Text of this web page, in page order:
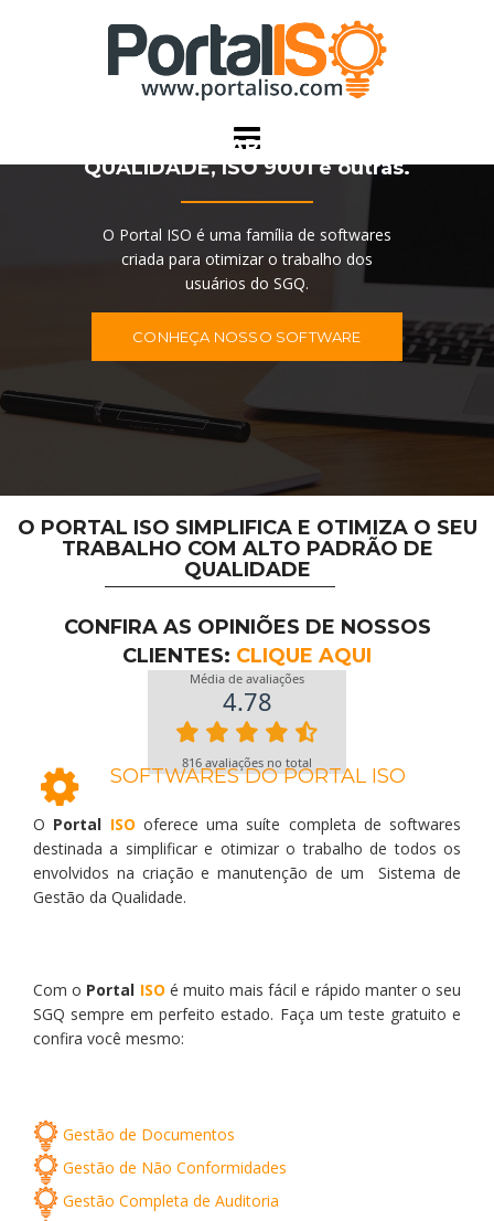
SOFTWARE PARA GESTÃO DA
QUALIDADE, ISO 9001 e outras.
O Portal ISO é uma família de softwares
criada para otimizar o trabalho dos
usuários do SGQ.
CONHEÇA NOSSO SOFTWARE
O PORTAL ISO SIMPLIFICA E OTIMIZA O SEU
TRABALHO COM ALTO PADRÃO DE
QUALIDADE
CONFIRA AS OPINIÕES DE NOSSOS
CLIENTES: CLIQUE AQUI
SOFTWARES DO PORTAL ISO
O Portal ISO oferece uma suíte completa de softwares
destinada a simplificar e otimizar o trabalho de todos os
envolvidos na criação e manutenção de um Sistema de
Gestão da Qualidade.
Com o Portal ISO é muito mais fácil e rápido manter o seu
SGQ sempre em perfeito estado. Faça um teste gratuito e
confira você mesmo:
Gestão de Documentos
Gestão de Não Conformidades
Gestão Completa de Auditoria